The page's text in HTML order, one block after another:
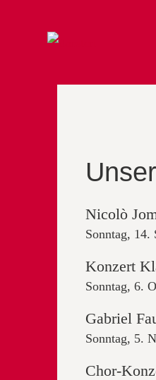
Nicolò
Sonntag, 14.
Konzert
Sonntag, 6.
Gabriel
Sonntag, 5.
Chor-